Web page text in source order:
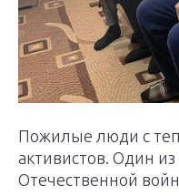
Пожилые люди с
активистов. Один
Отечественной